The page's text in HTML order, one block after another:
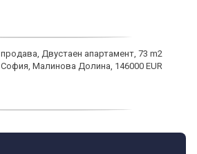
продава, Двустаен апартамент, 73 m2
София, Малинова Долина, 146000 EUR